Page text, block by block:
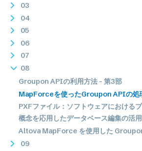
03
04
05
06
07
08
Groupon APIの利用方法 - 第3部
MapForceを使ったGroupon APIの処
PXFファイル：ソフトウェアにおける
概念を応用したデータベース編集の活
Altova MapForce を使用した
09